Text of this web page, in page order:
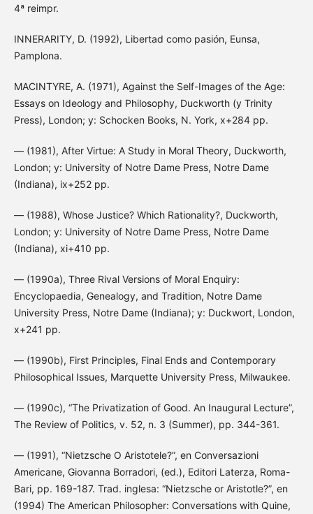
4ª reimpr.
INNERARITY, D. (1992), Libertad como pasión, Eunsa,
Pamplona.
MACINTYRE, A. (1971), Against the Self-Images of the Age:
Essays on Ideology and Philosophy, Duckworth (y Trinity
Press), London; y: Schocken Books, N. York, x+284 pp.
— (1981), After Virtue: A Study in Moral Theory, Duckworth,
London; y: University of Notre Dame Press, Notre Dame
(Indiana), ix+252 pp.
— (1988), Whose Justice? Which Rationality?, Duckworth,
London; y: University of Notre Dame Press, Notre Dame
(Indiana), xi+410 pp.
— (1990a), Three Rival Versions of Moral Enquiry:
Encyclopaedia, Genealogy, and Tradition, Notre Dame
University Press, Notre Dame (Indiana); y: Duckwort, London,
x+241 pp.
— (1990b), First Principles, Final Ends and Contemporary
Philosophical Issues, Marquette University Press, Milwaukee.
— (1990c), “The Privatization of Good. An Inaugural Lecture”,
The Review of Politics, v. 52, n. 3 (Summer), pp. 344-361.
— (1991), “Nietzsche O Aristotele?”, en Conversazioni
Americane, Giovanna Borradori, (ed.), Editori Laterza, Roma-
Bari, pp. 169-187. Trad. inglesa: “Nietzsche or Aristotle?”, en
(1994) The American Philosopher: Conversations with Quine,